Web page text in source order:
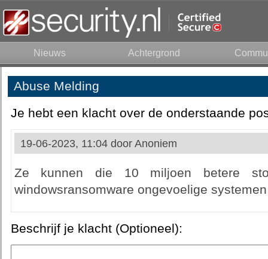
Nieuws Achtergrond
Abuse Melding
Je hebt een klacht over de onderstaande
19-06-2023, 11:04 door Anoniem
Ze kunnen die 10 miljoen betere
windowsransomware ongevoelige
Beschrijf je klacht (Optioneel):